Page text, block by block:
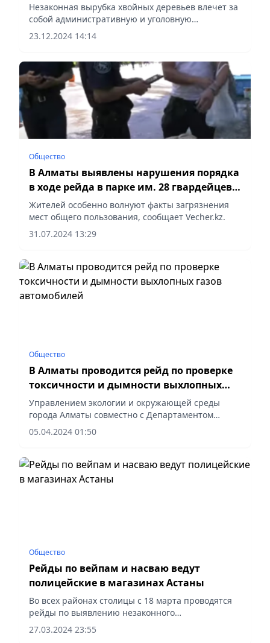
Незаконная вырубка хвойных деревьев влечет за
собой административную и уголовную
ответственность, сообщает Vecher.kz.
23.12.2024 14:14
Общество
В Алматы выявлены нарушения порядка
в ходе рейда в парке им. 28 гвардейцев-
панфиловцев
Жителей особенно волнуют факты загрязнения
мест общего пользования, сообщает Vecher.kz.
31.07.2024 13:29
Общество
В Алматы проводится рейд по проверке
токсичности и дымности выхлопных
газов автомобилей
Управлением экологии и окружающей среды
города Алматы совместно с Департаментом
полиции и природоохранной прокуратурой с
привлечением передвижной экологической
05.04.2024 01:50
Общество
Рейды по вейпам и насваю ведут
полицейские в магазинах Астаны
Во всех районах столицы с 18 марта проводятся
рейды по выявлению незаконного
распространения и применения вейпов и насвая.
В результате таких рейдовых мероприятий
27.03.2024 23:55